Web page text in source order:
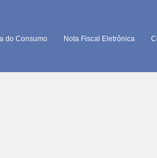
do Consumo Nota Fiscal Eletrônica